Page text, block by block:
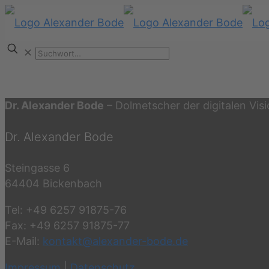
✕
Dr. Alexander Bode – Dolmetscher der digitalen
Dr. Alexander Bode
Steingasse 6
64404 Bickenbach
Tel: +49 6257 91875-76
Fax: +49 6257 91875-77
E-Mail: kontakt@alexander-bode.de